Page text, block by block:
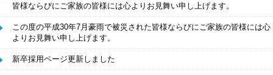
皆様ならびにご家族の皆様には心よりお見舞い申し上げます。
この度の平成30年7月豪雨で被災された皆様ならびにご家族の皆様には心
よりお見舞い申し上げます。
新卒採用ページ更新しました